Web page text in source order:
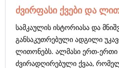
ძვირფასი ქვები და
სამკაულის ისტორიასა და
განსაკუთრებული ადგილი
ლითონებს. ალმასი ერთ-
ძვირადღირებული ქვაა,